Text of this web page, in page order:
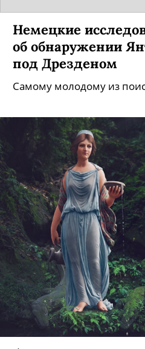
Немецкие
об обнаружении
под Дрезденом
Самому молодому из